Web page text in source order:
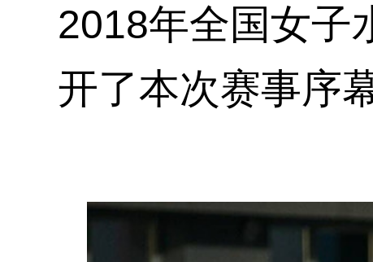
2018年全国女子
开了本次赛事序幕